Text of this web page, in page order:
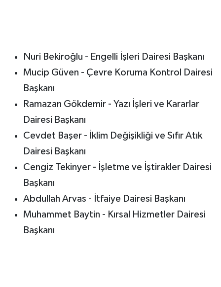
Nuri Bekiroğlu - Engelli İşleri Dairesi Başkanı
Mucip Güven - Çevre Koruma Kontrol Dairesi
Başkanı
Ramazan Gökdemir - Yazı İşleri ve Kararlar
Dairesi Başkanı
Cevdet Başer - İklim Değişikliği ve Sıfır Atık
Dairesi Başkanı
Cengiz Tekinyer - İşletme ve İştirakler Dairesi
Başkanı
Abdullah Arvas - İtfaiye Dairesi Başkanı
Muhammet Baytin - Kırsal Hizmetler Dairesi
Başkanı